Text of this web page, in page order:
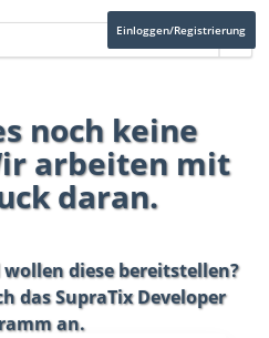
Einloggen/Registrierung
noch keine
arbeiten mit
daran.
diese bereitstellen?
dasSupraTix Developer
an.